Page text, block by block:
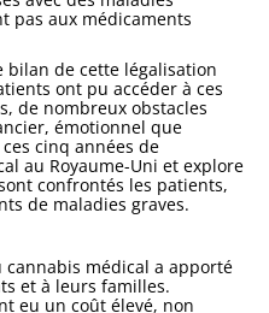
pas aux médicaments
de cette légalisation
ont pu accéder à ces
de nombreux obstacles
émotionnel que
cinq années de
au Royaume-Uni et explore
confrontés les patients,
de maladies graves.
cannabis médical a apporté
et à leurs familles.
eu un coût élevé, non